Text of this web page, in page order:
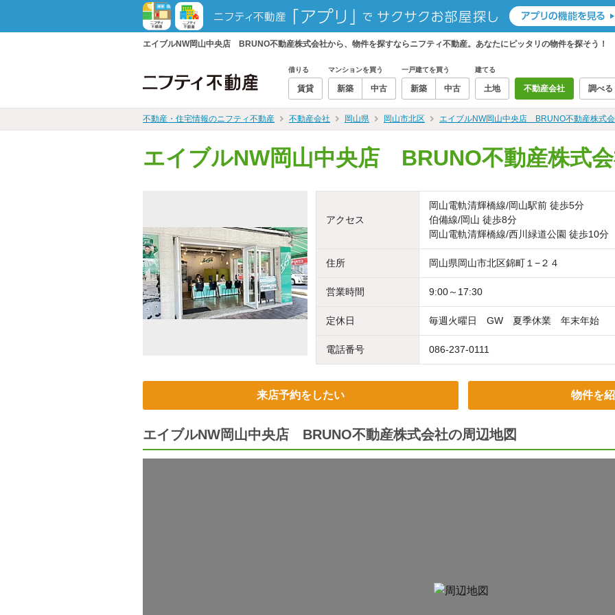
エイブルNW岡山中央店 BRUNO不動産株式会社から、物件を探すならニフティ不動産。あなたにピッタリの物件を探そう！
借りる
賃貸
マンションを買う
新築 中古
一戸建てを買う
新築 中古
建てる
土地 不動産会社 調べる
不動産・住宅情報のニフティ不動産 不動産会社 岡山県 岡山市北区 エイブルNW岡山中央店 BRUNO不動産株式
エイブルNW岡山中央店 BRUNO不動産株式
アクセス
岡山電軌清輝橋線/岡山駅前 徒歩5分
伯備線/岡山 徒歩8分
岡山電軌清輝橋線/西川緑道公園 徒歩10分
住所 岡山県岡山市北区錦町１−２４
営業時間 9:00～17:30
定休日 毎週火曜日 GW 夏季休業 年末年始
電話番号 086-237-0111
来店予約をしたい 物件を
エイブルNW岡山中央店 BRUNO不動産株式会社の周辺地図